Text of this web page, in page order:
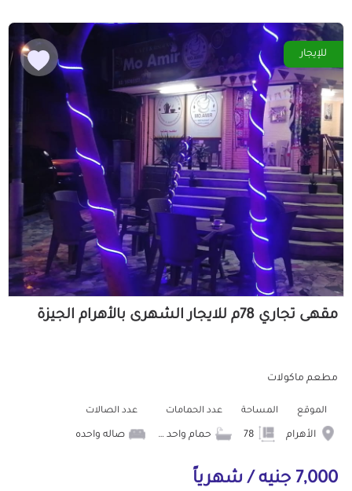
للإيجار
مقهى تجاري 78م للايجار الشهرى بالأهرام الجيزة
مطعم ماكولات
الموقع
الأهرام
المساحة عدد الحمامات
حمام واحد في المطعم
عدد الصالات
صاله واحده
7,000 جنيه / شهرياً